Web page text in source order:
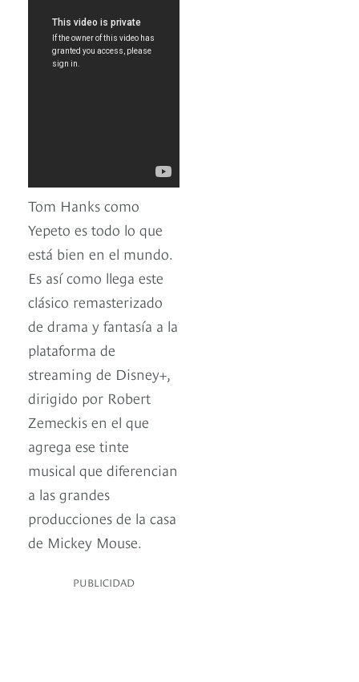
Tom Hanks como
Yepeto es todo lo que
está bien en el mundo.
Es así como llega este
clásico remasterizado
de drama y fantasía a la
plataforma de
streaming de Disney+,
dirigido por Robert
Zemeckis en el que
agrega ese tinte
musical que diferencian
a las grandes
producciones de la casa
de Mickey Mouse.
PUBLICIDAD